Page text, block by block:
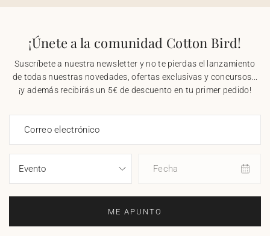
¡Únete a la comunidad Cotton Bird!
Suscríbete a nuestra newsletter y no te pierdas el lanzamiento
de todas nuestras novedades, ofertas exclusivas y concursos...
¡y además recibirás un 5€ de descuento en tu primer pedido!
Correo electrónico
Fecha
ME APUNTO